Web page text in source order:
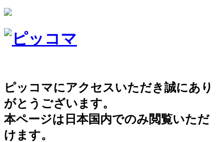
ピッコマにアクセスいただき誠にあり
がとうございます。
本ページは日本国内でのみ閲覧いただ
けます。